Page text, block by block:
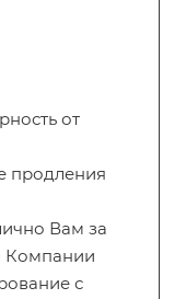
от
продления
Вам за
Компании
с